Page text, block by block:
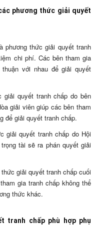
phương thức giải quyết
thức giải quyết tranh
chi phí. Các bên tham gia
với nhau để giải quyết
quyết tranh chấp do bên
giải viên giúp các bên tham
để giải quyết tranh chấp.
giải quyết tranh chấp do Hội
tài sẽ ra phán quyết giải
giải quyết tranh chấp cuối
gia tranh chấp không thể
thức khác.
tranh chấp phù hợp phụ